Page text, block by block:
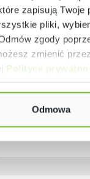
zapisują
pliki,
zgody
zmienić
Polityce
Odmowa